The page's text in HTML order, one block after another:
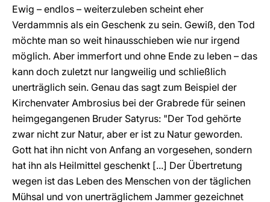
Ewig – endlos – weiterzuleben scheint eher
Verdammnis als ein Geschenk zu sein. Gewiß, den Tod
möchte man so weit hinausschieben wie nur irgend
möglich. Aber immerfort und ohne Ende zu leben – das
kann doch zuletzt nur langweilig und schließlich
unerträglich sein. Genau das sagt zum Beispiel der
Kirchenvater Ambrosius bei der Grabrede für seinen
heimgegangenen Bruder Satyrus: "Der Tod gehörte
zwar nicht zur Natur, aber er ist zu Natur geworden.
Gott hat ihn nicht von Anfang an vorgesehen, sondern
hat ihn als Heilmittel geschenkt [...] Der Übertretung
wegen ist das Leben des Menschen von der täglichen
Mühsal und von unerträglichem Jammer gezeichnet